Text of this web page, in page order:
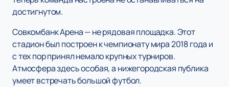
достигнутом.
Совкомбанк Арена — не рядовая площадка. Этот
стадион был построен к чемпионату мира 2018 года и
с тех пор принял немало крупных турниров.
Атмосфера здесь особая, а нижегородская публика
умеет встречать большой футбол.